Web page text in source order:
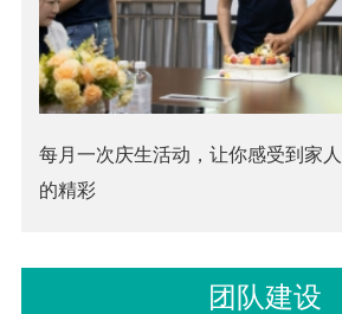
每月一次庆生活动，让你感受到家
的精彩
团队建设